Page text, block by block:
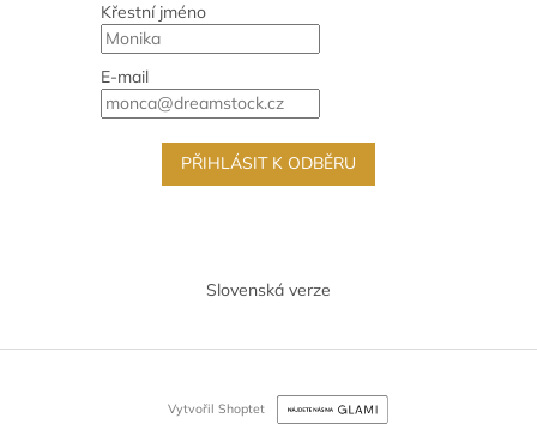
Křestní jméno
E-mail
PŘIHLÁSIT K ODBĚRU
Slovenská verze
Vytvořil Shoptet